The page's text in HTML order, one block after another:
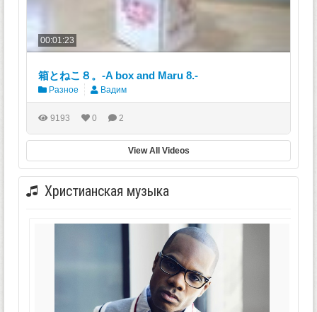
00:01:23
箱とねこ８。-A box and Maru 8.-
Разное Вадим
9193 0 2
View All Videos
Христианская музыка